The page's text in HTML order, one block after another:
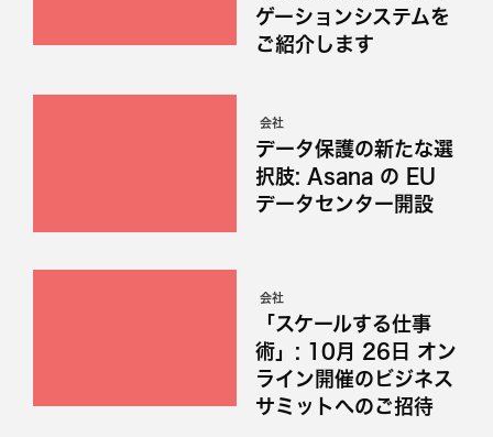
ゲーションシステムを
ご紹介します
会社
データ保護の新たな選
択肢: Asana の EU
データセンター開設
会社
「スケールする仕事
術」: 10月 26日 オン
ライン開催のビジネス
サミットへのご招待